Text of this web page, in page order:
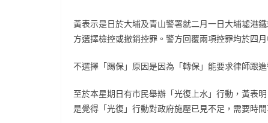
黃表示是日於大埔及青山警署就二月一日大埔墟港
方選擇檢控或撤銷控罪。警方回覆兩項控罪均於四月
不選擇「踢保」原因是因為「轉保」能要求律師跟
至於本星期日有市民舉辦「光復上水」行動，黃表
是覺得「光復」行動對政府施壓已見不足，需要時